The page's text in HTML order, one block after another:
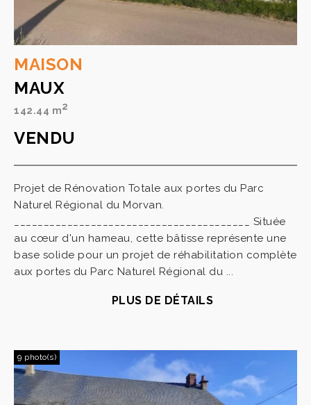
MAISON
MAUX
142.44 m2
VENDU
Projet de Rénovation Totale aux portes du Parc
Naturel Régional du Morvan.
________________________________________ Située
au cœur d'un hameau, cette bâtisse représente une
base solide pour un projet de réhabilitation complète
aux portes du Parc Naturel Régional du ...
PLUS DE DÉTAILS
9 photo(s)